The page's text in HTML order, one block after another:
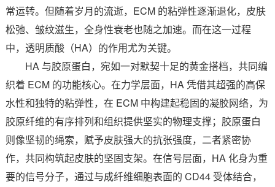
常运转。但随着岁月的流逝，ECM 的粘弹性逐渐退化，皮肤
松弛、皱纹滋生，全身性衰老也随之加速。而在这一过程
中，透明质酸（HA）的作用尤为关键。
HA 与胶原蛋白，宛如一对默契十足的黄金搭档，共同编
织着 ECM 的功能核心。在力学层面，HA 凭借其超强的高保
水性和独特的粘弹性，在 ECM 中构建起稳固的凝胶网络，为
胶原纤维的有序排列和组织提供坚实的物理支撑；胶原蛋白
则像坚韧的绳索，赋予皮肤强大的抗张强度，二者紧密协
作，共同构筑起皮肤的坚固支架。在信号层面，HA 化身为重
要的信号分子，通过与成纤维细胞表面的 CD44 受体结合，